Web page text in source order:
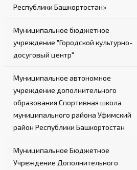
Республики Башкортостан»
Муниципальное бюджетное
учреждение "Городской культурно-
досуговый центр"
Муниципальное автономное
учреждение дополнительного
образования Спортивная школа
муниципального района Уфимский
район Республики Башкортостан
Муниципальное Бюджетное
Учреждение Дополнительного